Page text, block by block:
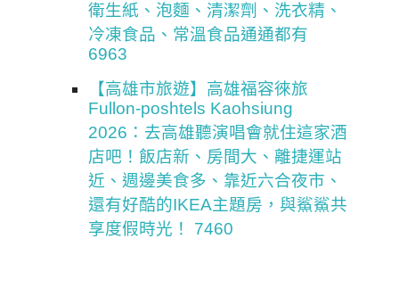
衛生紙、泡麵、清潔劑、洗衣精、
冷凍食品、常溫食品通通都有
6963
【高雄市旅遊】高雄福容徠旅
Fullon-poshtels Kaohsiung
2026：去高雄聽演唱會就住這家酒
店吧！飯店新、房間大、離捷運站
近、週邊美食多、靠近六合夜市、
還有好酷的IKEA主題房，與鯊鯊共
享度假時光！ 7460